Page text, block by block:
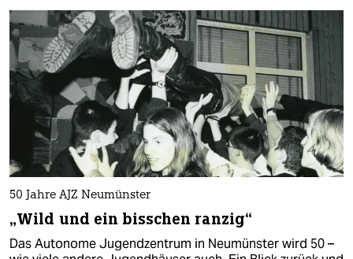
50 Jahre AJZ Neumünster
„Wild und ein bisschen ranzig“
Das Autonome Jugendzentrum in Neumünster wird 50 –